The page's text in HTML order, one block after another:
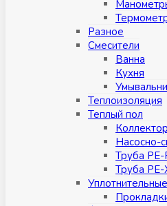
Разное
Смесители
Ванна
Кухня
Теплоизоляция
Теплый пол
Насосно-
Труба PE-
Труба PE-